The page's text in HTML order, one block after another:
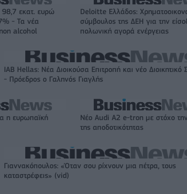
98,7 εκατ. ευρώ
- Τα νέα
alcohol
Deloitte Ελλάδος:
σύμβουλος της ΔΕΗ για την
πολωνική αγορά ενέργειας
IAB Hellas: Νέα Διοικούσα Επιτροπή και νέο Διοικητικό
- Πρόεδρος ο Γαληνός Γιαγλής
η ευρωπαϊκή
Νέο Audi A2 e-tron με στόχο
της αποδοτικότητας
Γιαννακόπουλος: «Όταν σου ρίχνουν μια πέτρα, τους
καταστρέφεις» (vid)